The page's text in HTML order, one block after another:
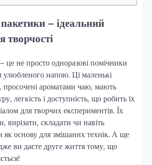
– ідеальний
творчості
це не просто одноразові помічники
улюбленого напою. Ці маленькі
просочені ароматами чаю, мають
легкість і доступність, що робить їх
для творчих експериментів. Їх
вирізати, складати чи навіть
як основу для змішаних технік. А ще
ви даєте друге життя тому, що